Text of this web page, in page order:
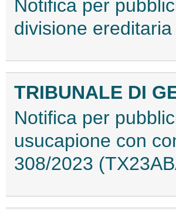
Notifica per
divisione
TRIBUNALE DI
Notifica per
usucapione con
308/2023